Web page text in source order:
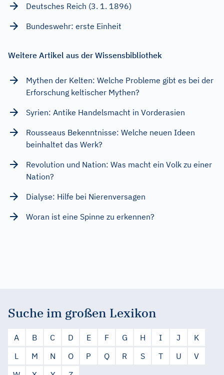
Deutsches Reich (3. 1. 1896)
Bundeswehr: erste Einheit
Weitere Artikel aus der Wissensbibliothek
Mythen der Kelten: Welche Probleme gibt es bei der
Erforschung keltischer Mythen?
Syrien: Antike Handelsmacht in Vorderasien
Rousseaus Bekenntnisse: Welche neuen Ideen
beinhaltet das Werk?
Revolution und Nation: Was macht ein Volk zu einer
Nation?
Dialyse: Hilfe bei Nierenversagen
Woran ist eine Spinne zu erkennen?
Suche im großen Lexikon
A B C D E F G H I J
K
L
M N O P Q R S T U
V